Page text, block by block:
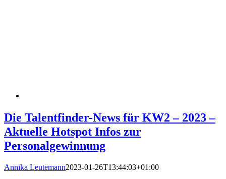
Die Talentfinder-News für KW2 – 2023 –
Aktuelle Hotspot Infos zur
Personalgewinnung
Annika Leutemann2023-01-26T13:44:03+01:00